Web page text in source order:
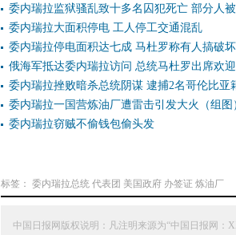
委内瑞拉监狱骚乱致十多名囚犯死亡 部分人
委内瑞拉大面积停电 工人停工交通混乱
委内瑞拉停电面积达七成 马杜罗称有人搞破坏
俄海军抵达委内瑞拉访问 总统马杜罗出席欢
委内瑞拉挫败暗杀总统阴谋 逮捕2名哥伦比亚
委内瑞拉一国营炼油厂遭雷击引发大火（组图
委内瑞拉窃贼不偷钱包偷头发
标签： 委内瑞拉总统 代表团 美国政府 办签证 炼油厂
中国日报网版权说明：凡注明来源为“中国日报网：